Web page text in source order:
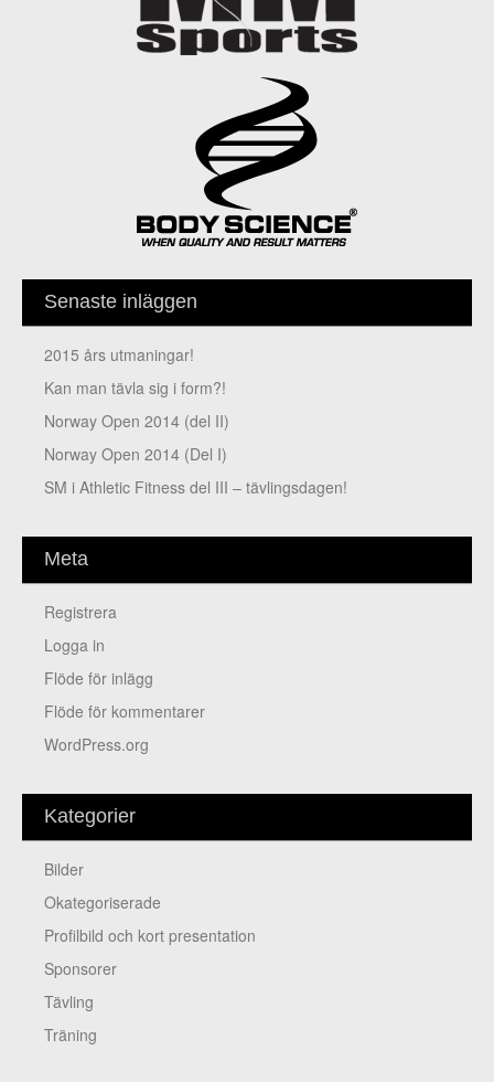
Senaste inläggen
2015 års utmaningar!
Kan man tävla sig i form?!
Norway Open 2014 (del II)
Norway Open 2014 (Del I)
SM i Athletic Fitness del III – tävlingsdagen!
Meta
Registrera
Logga in
Flöde för inlägg
Flöde för kommentarer
WordPress.org
Kategorier
Bilder
Okategoriserade
Profilbild och kort presentation
Sponsorer
Tävling
Träning